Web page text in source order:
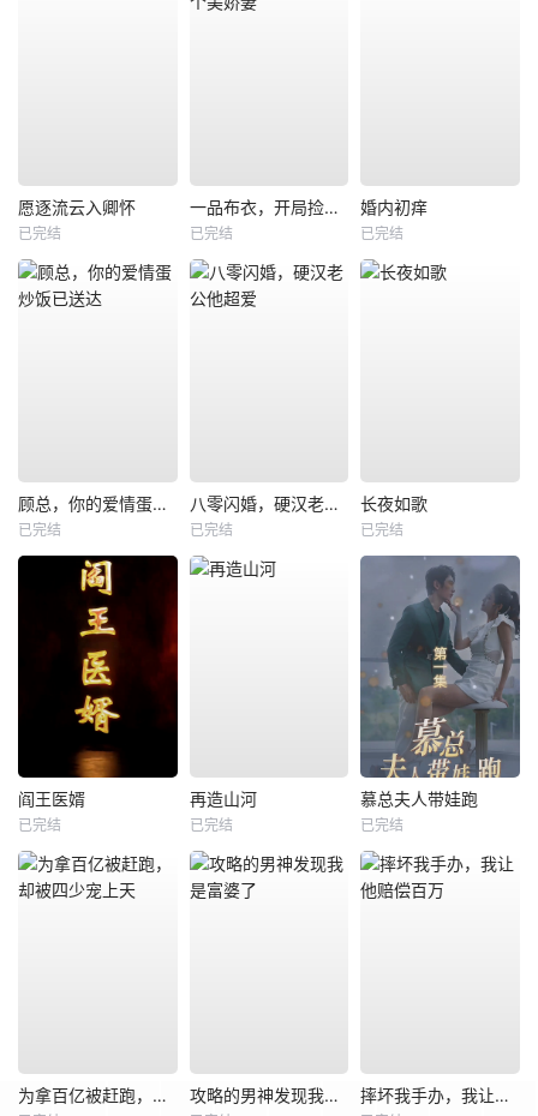
愿逐流云入卿怀
已完结
一品布衣，开局捡个美娇妻
已完结
婚内初痒
已完结
顾总，你的爱情蛋炒饭已送达
已完结
八零闪婚，硬汉老公他超爱
已完结
长夜如歌
已完结
阎王医婿
已完结
再造山河
已完结
慕总夫人带娃跑
已完结
为拿百亿被赶跑，却被四少宠上天 攻略的男神发现我是富婆了 摔坏我手办，我让他赔偿百万